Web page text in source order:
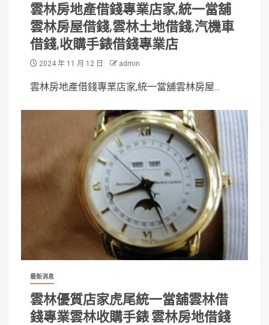
雲林房地產借錢專業店家,統一當舖
雲林房屋借錢,雲林土地借錢,汽機車
借錢,收購手錶借錢專業店
2024 年 11 月 12 日 admin
雲林房地產借錢專業店家,統一當舖雲林房屋...
最新消息
雲林優質店家虎尾統一當舖雲林借
錢專業雲林收購手錶 雲林房地借錢